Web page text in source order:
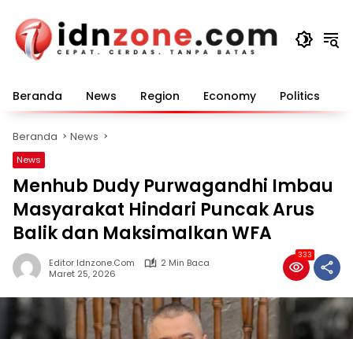
konten
Beranda News Region Economy Politics
Beranda News
News
Menhub Dudy Purwagandhi Imbau
Masyarakat Hindari Puncak Arus
Balik dan Maksimalkan WFA
Editor Idnzone.com
2 Min Baca
Maret 25, 2026
333